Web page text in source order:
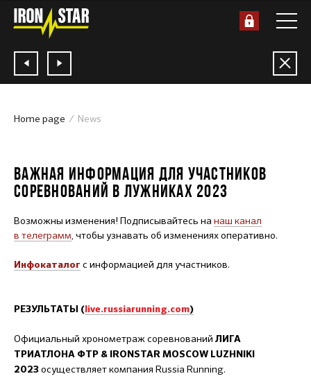
Home page News
ВАЖНАЯ ИНФОРМАЦИЯ ДЛЯ УЧАСТНИКОВ
СОРЕВНОВАНИЙ В ЛУЖНИКАХ 2023
Возможны изменения! Подписывайтесь на наш канал
в телеграмм, чтобы узнавать об изменениях оперативно.
Инфокаталог с информацией для участников.
РЕЗУЛЬТАТЫ ( live.russiarunning.com)
Официальный хронометраж соревнований ЛИГА
ТРИАТЛОНА ФТР & IRONSTAR MOSCOW LUZHNIKI
2023 осуществляет компания Russia Running.